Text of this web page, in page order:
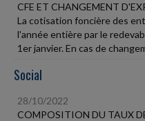
CFE ET CHANGEMENT
La cotisation foncière des
l'année entière par le
1er janvier. En cas de
Social
28/10/2022
COMPOSITION DU TAUX